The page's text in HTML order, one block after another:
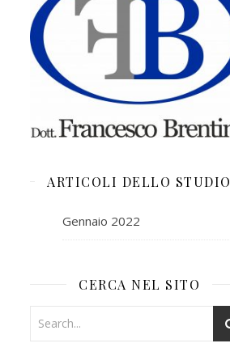
ARTICOLI DELLO STUDIO
Gennaio 2022
CERCA NEL SITO